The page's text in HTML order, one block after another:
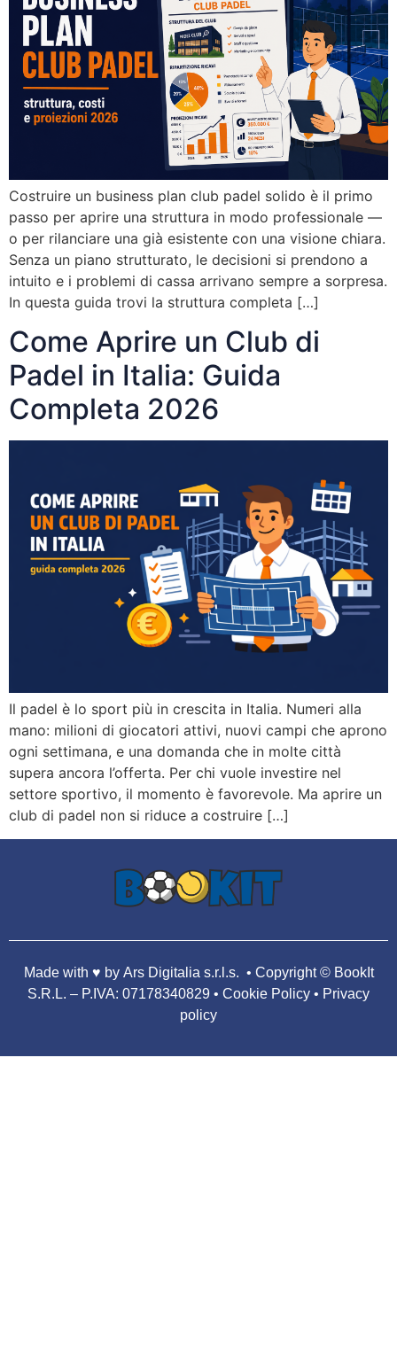
Costruire un business plan club padel solido è il primo
passo per aprire una struttura in modo professionale —
o per rilanciare una già esistente con una visione chiara.
Senza un piano strutturato, le decisioni si prendono a
intuito e i problemi di cassa arrivano sempre a sorpresa.
In questa guida trovi la struttura completa […]
Come Aprire un Club di
Padel in Italia: Guida
Completa 2026
Il padel è lo sport più in crescita in Italia. Numeri alla
mano: milioni di giocatori attivi, nuovi campi che aprono
ogni settimana, e una domanda che in molte città
supera ancora l’offerta. Per chi vuole investire nel
settore sportivo, il momento è favorevole. Ma aprire un
club di padel non si riduce a costruire […]
Made with ♥️ by Ars Digitalia s.r.l.s. • Copyright© BookIt
S.R.L. – P.IVA: 07178340829 • Cookie Policy • Privacy
policy